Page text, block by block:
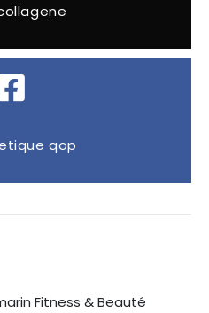
qop
Fitness & Beauté